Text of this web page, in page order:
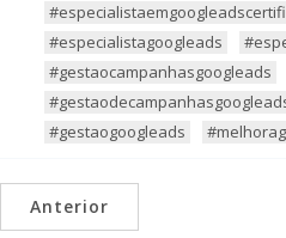
#especialistagoogleads
#gestaocampanhasgoogleads
#gestaogoogleads
Anterior